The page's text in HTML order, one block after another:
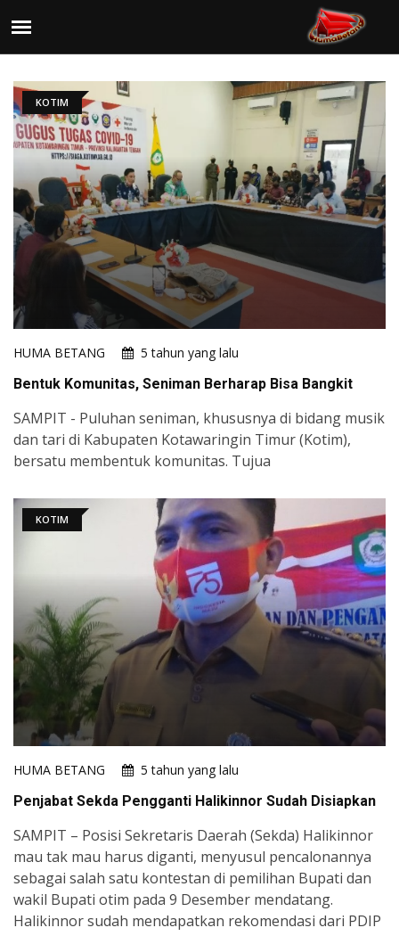
KOTIM
HUMA BETANG
5 tahun yang lalu
Bentuk Komunitas, Seniman Berharap Bisa Bangkit
SAMPIT - Puluhan seniman, khususnya di bidang musik
dan tari di Kabupaten Kotawaringin Timur (Kotim),
bersatu membentuk komunitas. Tujua
KOTIM
HUMA BETANG
5 tahun yang lalu
Penjabat Sekda Pengganti Halikinnor Sudah Disiapkan
SAMPIT – Posisi Sekretaris Daerah (Sekda) Halikinnor
mau tak mau harus diganti, menyusul pencalonannya
sebagai salah satu kontestan di pemilihan Bupati dan
wakil Bupati otim pada 9 Desember mendatang.
Halikinnor sudah mendapatkan rekomendasi dari PDIP